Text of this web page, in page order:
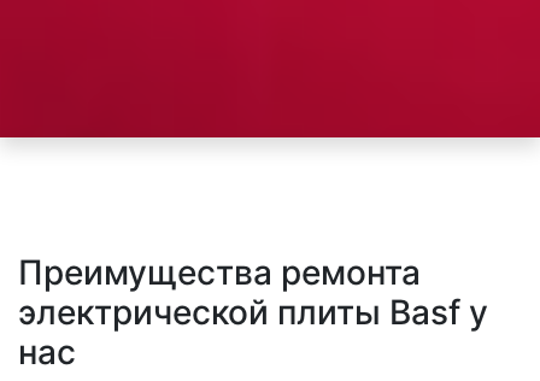
Преимущества ремонта
электрической плиты Basf у
нас